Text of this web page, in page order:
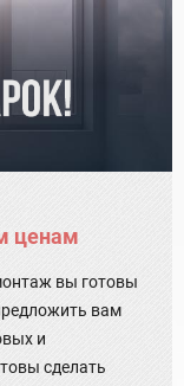
ценам
вы готовы
вам
и
сделать